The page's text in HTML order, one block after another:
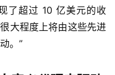
了超过 10 亿美元的收
大程度上将由这些先进
。”